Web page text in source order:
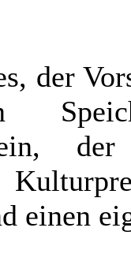
der
einen